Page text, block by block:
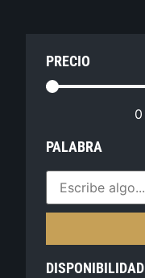
PRECIO
0
PALABRA
DISPONIBILIDAD